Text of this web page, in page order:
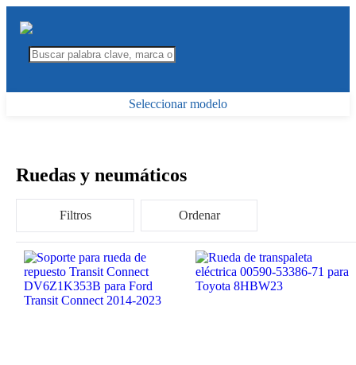
Seleccionar modelo
Ruedas y neumáticos
Filtros Ordenar